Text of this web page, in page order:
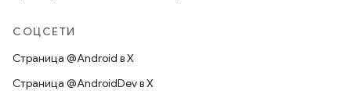
СОЦСЕТИ
Страница @Android в X
Страница @AndroidDev в X